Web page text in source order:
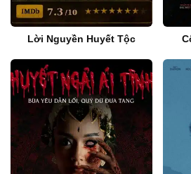
Lời Nguyền Huyết Tộc